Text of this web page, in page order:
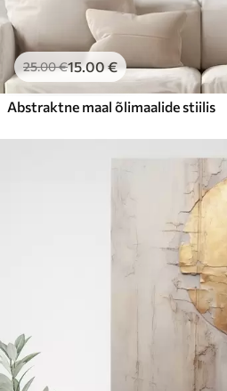
25.00€15.00€
Abstraktne maal õlimaalide stiilis